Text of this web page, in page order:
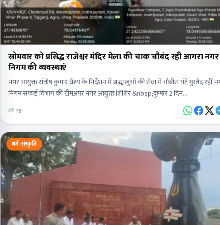
सोमवार को प्रसिद्ध राजेश्वर मंदिर मेला की चाक चौबंद रही आगरा नगर
निगम की व्यवस्थाएं
नगर आयुक्त संतोष कुमार वैश्य के निर्देशन में श्रद्धालुओं की सेवा में चौबीस घंटे मुस्तैद रहीं
निगम सफाई विभाग की टीमअपर नगर आयुक्त शिशिर &nbsp;कुमार 2 दिन…
18
धर्म-संस्कृति